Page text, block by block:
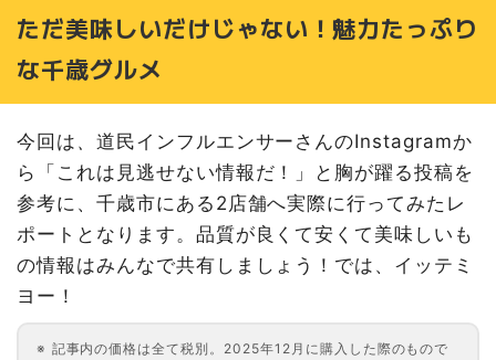
ただ美味しいだけじゃない！魅力たっぷり
な千歳グルメ
今回は 、 道民インフルエンサーさんのInstagramか
ら「これは見逃せない情報だ！」と胸が躍る投稿を
参考に、千歳市にある2店舗へ実際に行ってみたレ
ポートとなります。品質が良くて安くて美味しいも
の情報はみんなで共有しましょう！では、イッテミ
ヨー！
記事内の価格は全て税別。2025年12月に購入した際のもので